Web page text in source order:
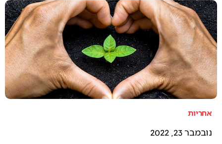
אחריות
נובמבר 23, 2022